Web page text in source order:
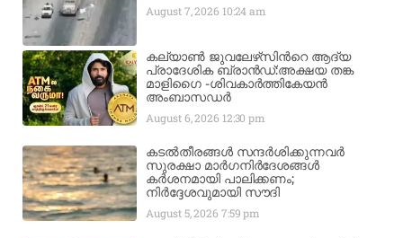
August 7, 2026 10:24 am
കല്യാണ്‍ ജുവലേഴ്‌സിന്‍റെ ആദ്യ
പ്രാദേശിക ബ്രാന്‍ഡ്:അക്ഷയ തങ്ക
മാളിഗൈ -ശിവകാര്‍ത്തികേയൻ
അംബാസഡര്‍
August 6, 2026 12:30 pm
കടൽതീരങ്ങൾ സന്ദർശിക്കുന്നവർ
സുരക്ഷാ മാർഗനിർദേശങ്ങൾ
കർശനമായി പാലിക്കണം;
നിർദ്ദേശവുമായി സൗദി
August 5, 2026 7:59 pm